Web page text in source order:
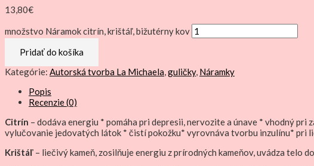
13,80€
množstvo Náramok citrín, krištáľ, bižutérny kov
Pridať do košíka
Kategórie: Autorská tvorba La Michaela,guličky, Náramky
Popis
Recenzie (0)
Citrín – dodáva energiu * pomáha pri depresii, nervozite a únave * vhodný
vylučovanie jedovatých látok * čistí pokožku* vyrovnáva tvorbu inzulínu* pri
Krištáľ – liečivý kameň, zosilňuje energiu z prírodných kameňov, uvádza telo